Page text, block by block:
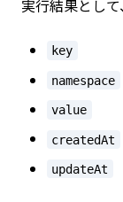
実行結果として
key
namespace
value
createdAt
updateAt